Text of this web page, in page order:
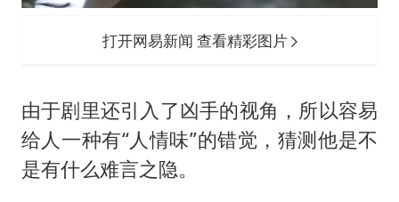
打开网易新闻 查看精彩图片
由于剧里还引入了凶手的视角，所以容易
给人一种有“人情味”的错觉，猜测他是不
是有什么难言之隐。